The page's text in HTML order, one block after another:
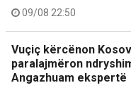
09/08 22:50
Vuçiç kërcënon
paralajmëron
Angazhuam ekspertë